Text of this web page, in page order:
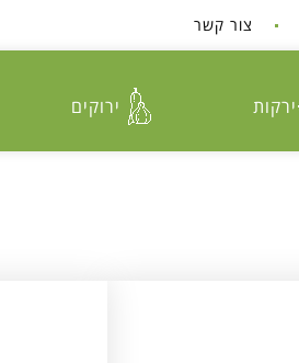
צור קשר
ירקות ירוקים